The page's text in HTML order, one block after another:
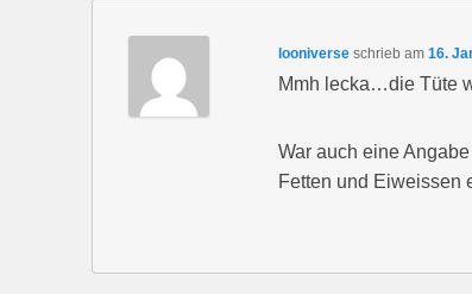
looniverse schrieb am 16.
Mmh lecka…die Tüte
War auch eine
Fetten und Eiweissen